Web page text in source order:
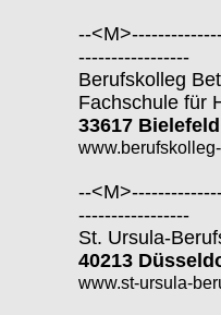
--
-----------------
Berufskolleg
Fachschule für
33617 Bielefeld
--
-----------------
St. Ursula-
40213
www.st-ursula-